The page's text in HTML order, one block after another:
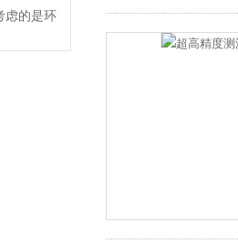
虑的是环